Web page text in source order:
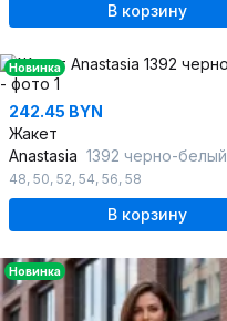
В корзину
Новинка
242.45 BYN
Жакет
Anastasia 1392 черно-белый
48, 50, 52, 54, 56, 58
В корзину
Новинка